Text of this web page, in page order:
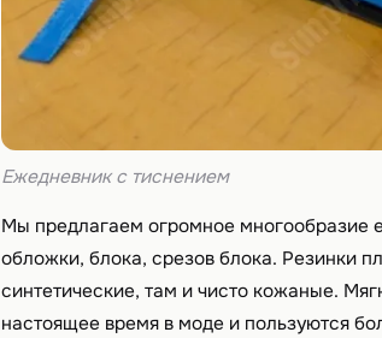
Ежедневник с тиснением
Мы предлагаем огромное многообразие
обложки, блока, срезов блока. Резинки
синтетические, там и чисто кожаные.
настоящее время в моде и пользуются